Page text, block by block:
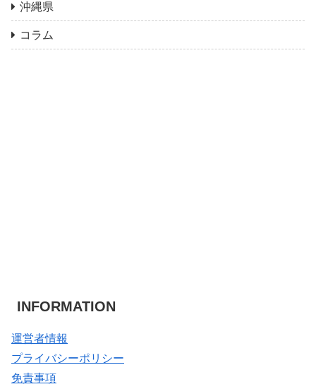
沖縄県
コラム
INFORMATION
運営者情報
プライバシーポリシー
免責事項